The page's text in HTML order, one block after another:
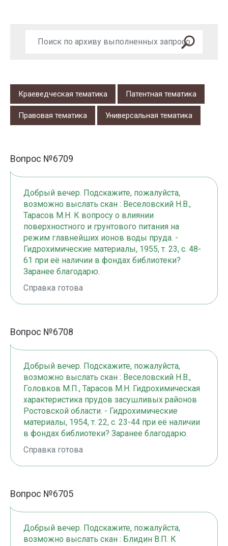
Краеведческая тематика Патентная тематика
Правовая тематика Универсальная тематика
Вопрос №6709
Добрый вечер. Подскажите, пожалуйста,
возможно выслать скан : Веселовский Н.В.,
Тарасов М.Н. К вопросу о влиянии
поверхностного и грунтового питания на
режим главнейших ионов воды пруда. -
Гидрохимические материалы, 1955, т. 23, с. 48-
61 при её наличии в фондах библиотеки?
Заранее благодарю.
Справка готова
Вопрос №6708
Добрый вечер. Подскажите, пожалуйста,
возможно выслать скан : Веселовский Н.В.,
Головков М.П., Тарасов М.Н. Гидрохимическая
характеристика прудов засушливых районов
Ростовской области. - Гидрохимические
материалы, 1954, т. 22, с. 23-44 при её наличии
в фондах библиотеки? Заранее благодарю.
Справка готова
Вопрос №6705
Добрый вечер. Подскажите, пожалуйста,
возможно выслать скан : Блидин В.П. К